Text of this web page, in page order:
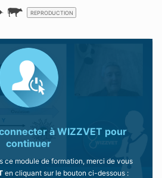
REPRODUCTION
à WIZZVET pour
continuer
ce module de formation, merci de vous
en cliquant sur le bouton ci-dessous :